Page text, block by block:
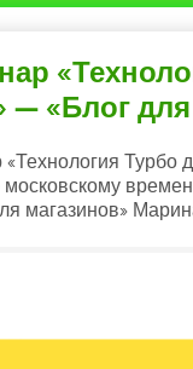
— «Блог
Турбо
московскому
магазинов»